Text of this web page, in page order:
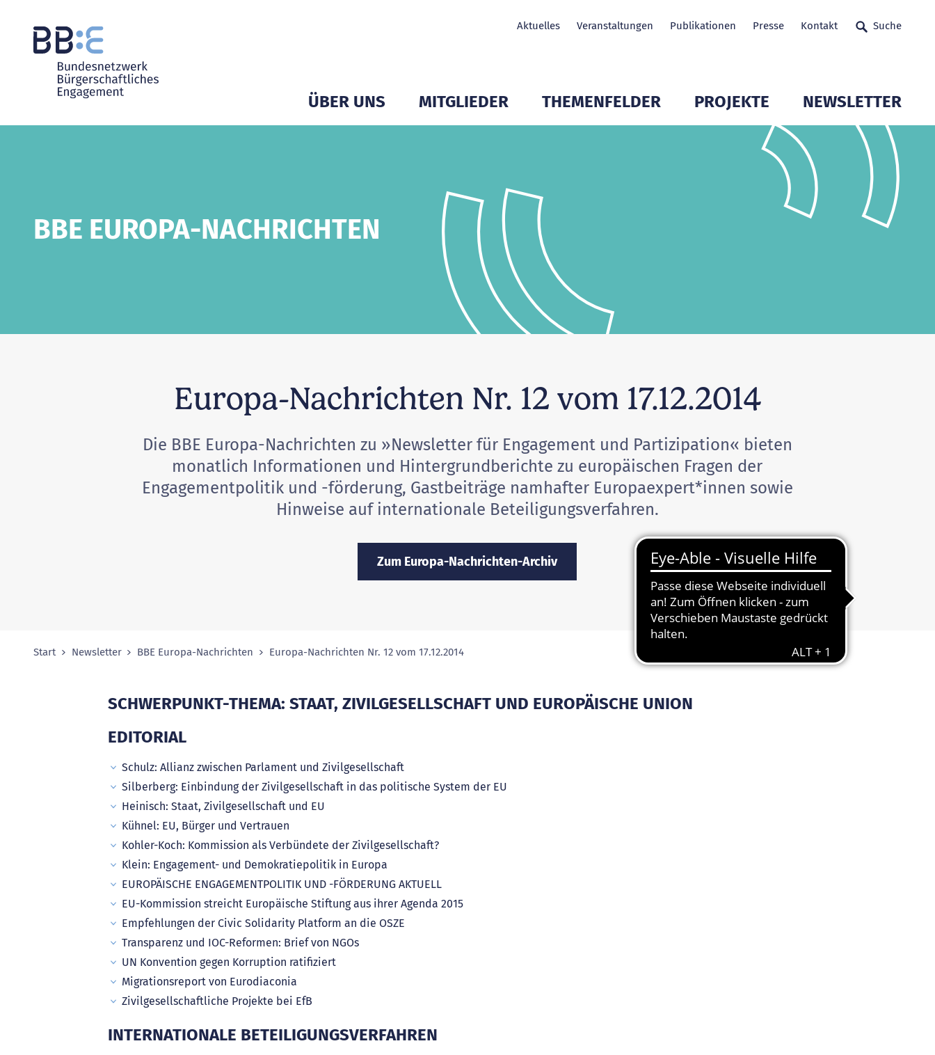
Aktuelles Veranstaltungen Publikationen Presse Kontakt Suche
ÜBER UNS MITGLIEDER THEMENFELDER PROJEKTE
Untermenü Mitglieder öffnen
NEWSLETTER
Untermenü Mitglieder
BBE EUROPA-NACHRICHTEN
Europa-Nachrichten Nr. 12 vom 17.12.2014
Die BBE Europa-Nachrichten zu »Newsletter für Engagement und Partizipation« bieten
monatlich Informationen und Hintergrundberichte zu europäischen Fragen der
Engagementpolitik und -förderung, Gastbeiträge namhafter Europaexpert*innen sowie
Hinweise auf internationale Beteiligungsverfahren.
Zum Europa-Nachrichten-Archiv
Sie sind hier:
Start Newsletter BBE Europa-Nachrichten Europa-Nachrichten Nr. 12 vom 17.12.2014
SCHWERPUNKT-THEMA: STAAT, ZIVILGESELLSCHAFT UND EUROPÄISCHE UNION
EDITORIAL
Schulz: Allianz zwischen Parlament und Zivilgesellschaft
Silberberg: Einbindung der Zivilgesellschaft in das politische System der EU
Heinisch: Staat, Zivilgesellschaft und EU
Kühnel: EU, Bürger und Vertrauen
Kohler-Koch: Kommission als Verbündete der Zivilgesellschaft?
Klein: Engagement- und Demokratiepolitik in Europa
EUROPÄISCHE ENGAGEMENTPOLITIK UND -FÖRDERUNG AKTUELL
EU-Kommission streicht Europäische Stiftung aus ihrer Agenda 2015
Empfehlungen der Civic Solidarity Platform an die OSZE
Transparenz und IOC-Reformen: Brief von NGOs
UN Konvention gegen Korruption ratifiziert
Migrationsreport von Eurodiaconia
Zivilgesellschaftliche Projekte bei EfB
INTERNATIONALE BETEILIGUNGSVERFAHREN